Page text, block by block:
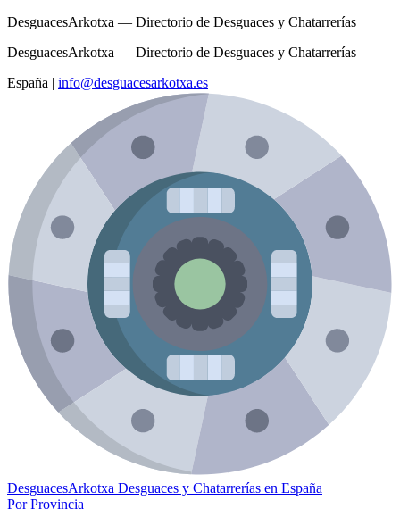
DesguacesArkotxa — Directorio de Desguaces y Chatarrerías
DesguacesArkotxa — Directorio de Desguaces y Chatarrerías
España | info@desguacesarkotxa.es
DesguacesArkotxa Desguaces y Chatarrerías en España
Por Provincia